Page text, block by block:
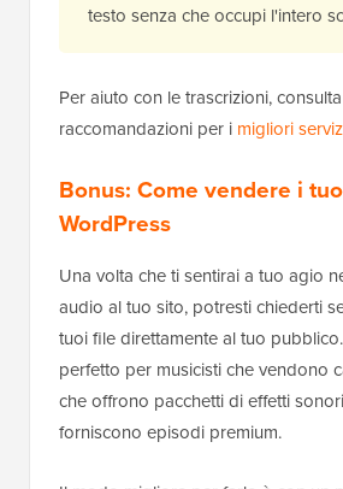
testo senza che occupi l'intero
Per aiuto con le trascrizioni,
raccomandazioni per i migliori
Bonus: Come vendere i
WordPress
Una volta che ti sentirai a tuo agio
audio al tuo sito, potresti chiederti
tuoi file direttamente al tuo
perfetto per musicisti che vendono
che offrono pacchetti di effetti
forniscono episodi premium.